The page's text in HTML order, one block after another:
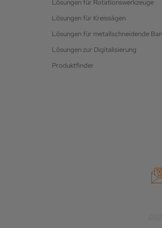
Lösungen für Rotationswerkzeuge
Lösungen für Kreissägen
Lösungen für metallschneidende
Lösungen zur Digitalisierung
Produktfinder